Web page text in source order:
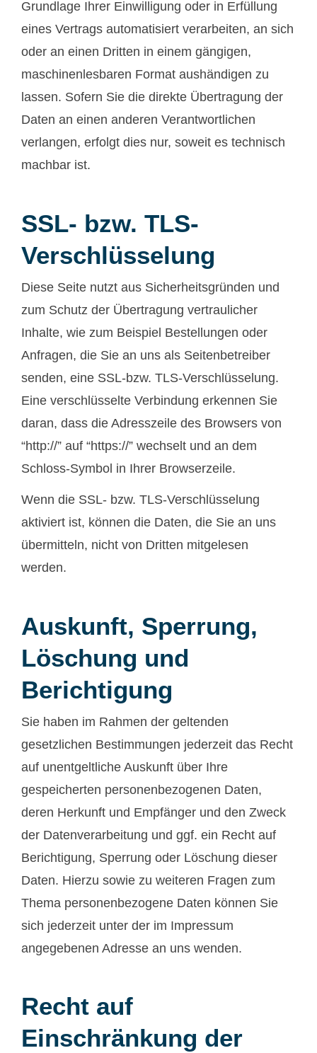
Grundlage Ihrer Einwilligung oder in Erfüllung
eines Vertrags automatisiert verarbeiten, an sich
oder an einen Dritten in einem gängigen,
maschinenlesbaren Format aushändigen zu
lassen. Sofern Sie die direkte Übertragung der
Daten an einen anderen Verantwortlichen
verlangen, erfolgt dies nur, soweit es technisch
machbar ist.
SSL- bzw. TLS-
Verschlüsselung
Diese Seite nutzt aus Sicherheitsgründen und
zum Schutz der Übertragung vertraulicher
Inhalte, wie zum Beispiel Bestellungen oder
Anfragen, die Sie an uns als Seitenbetreiber
senden, eine SSL-bzw. TLS-Verschlüsselung.
Eine verschlüsselte Verbindung erkennen Sie
daran, dass die Adresszeile des Browsers von
“http://” auf “https://” wechselt und an dem
Schloss-Symbol in Ihrer Browserzeile.
Wenn die SSL- bzw. TLS-Verschlüsselung
aktiviert ist, können die Daten, die Sie an uns
übermitteln, nicht von Dritten mitgelesen
werden.
Auskunft, Sperrung,
Löschung und
Berichtigung
Sie haben im Rahmen der geltenden
gesetzlichen Bestimmungen jederzeit das Recht
auf unentgeltliche Auskunft über Ihre
gespeicherten personenbezogenen Daten,
deren Herkunft und Empfänger und den Zweck
der Datenverarbeitung und ggf. ein Recht auf
Berichtigung, Sperrung oder Löschung dieser
Daten. Hierzu sowie zu weiteren Fragen zum
Thema personenbezogene Daten können Sie
sich jederzeit unter der im Impressum
angegebenen Adresse an uns wenden.
Recht auf
Einschränkung der